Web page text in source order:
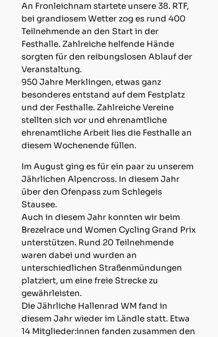
An Fronleichnam startete unsere 38. RTF,
bei grandiosem Wetter zog es rund 400
Teilnehmende an den Start in der
Festhalle. Zahlreiche helfende Hände
sorgten für den reibungslosen Ablauf der
Veranstaltung.
950 Jahre Merklingen, etwas ganz
besonderes entstand auf dem Festplatz
und der Festhalle. Zahlreiche Vereine
stellten sich vor und ehrenamtliche
ehrenamtliche Arbeit lies die Festhalle an
diesem Wochenende füllen.
Im August ging es für ein paar zu unserem
Jährlichen Alpencross. In diesem Jahr
über den Ofenpass zum Schlegeis
Stausee.
Auch in diesem Jahr konnten wir beim
Brezelrace und Women Cycling Grand Prix
unterstützen. Rund 20 Teilnehmende
waren dabei und wurden an
unterschiedlichen Straßenmündungen
platziert, um eine freie Strecke zu
gewährleisten.
Die Jährliche Hallenrad WM fand in
diesem Jahr wieder im Ländle statt. Etwa
14 Mitglieder:innen fanden zusammen den